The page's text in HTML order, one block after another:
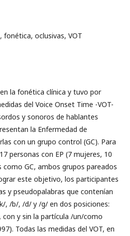
fonética, oclusivas, VOT
la fonética clínica y tuvo por
del Voice Onset Time -VOT-
y sonoros de hablantes
la Enfermedad de
con un grupo control (GC). Para
personas con EP (7 mujeres, 10
GC, ambos grupos pareados
este objetivo, los participantes
y pseudopalabras que contenían
, /b/, /d/ y /g/ en dos posiciones:
con y sin la partícula /un/como
Todas las medidas del VOT, en